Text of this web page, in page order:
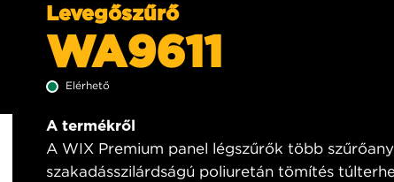
Levegőszűrő
WA9611
Elérhető
A termékről
A WIX Premium panel légszűrők több
szakadásszilárdságú poliuretán tömítés